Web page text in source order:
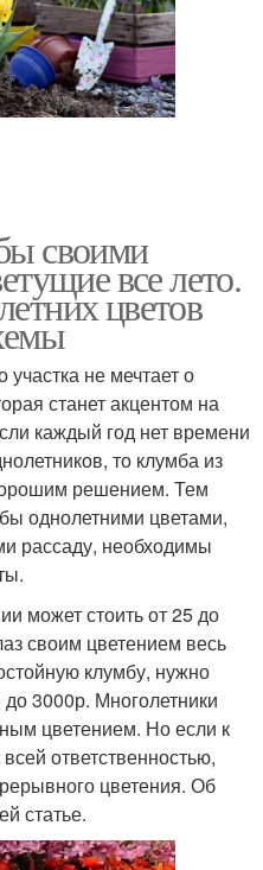
своими
все лето.
цветов
участка не мечтает о
станет акцентом на
каждый год нет времени
то клумба из
решением. Тем
однолетними цветами,
рассаду, необходимы
может стоить от 25 до
своим цветением весь
клумбу, нужно
3000р. Многолетники
цветением. Но если к
ответственностью,
цветения. Об
статье.